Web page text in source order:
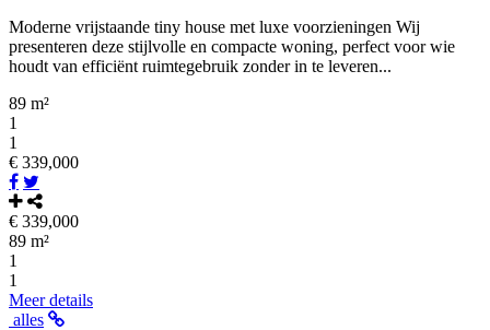
Moderne vrijstaande tiny house met luxe voorzieningen Wij
presenteren deze stijlvolle en compacte woning, perfect voor wie
houdt van efficiënt ruimtegebruik zonder in te leveren...
89 m²
1
1
€ 339,000
€ 339,000
89 m²
1
1
Meer details
alles